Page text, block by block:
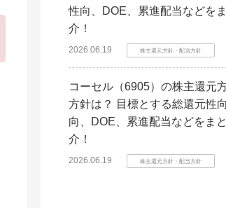
性向、DOE、累進配当などを
介！
2026.06.19 株主還元方針・配当方針
コーセル（6905）の株主還元
方針は？ 目標とする総還元性
向、DOE、累進配当などをま
介！
2026.06.19 株主還元方針・配当方針